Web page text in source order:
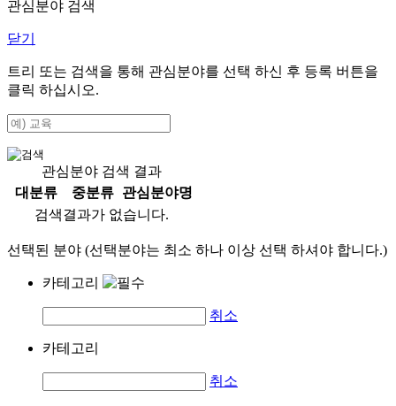
관심분야 검색
닫기
트리 또는 검색을 통해 관심분야를 선택 하신 후 등록 버튼을
클릭 하십시오.
관심분야 검색 결과
대분류
중분류
관심분야명
검색결과가 없습니다.
선택된 분야 (선택분야는 최소 하나 이상 선택 하셔야 합니다.)
카테고리
취소
카테고리
취소